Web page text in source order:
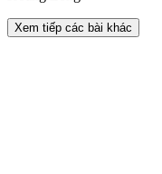
Xem tiếp các bài khác